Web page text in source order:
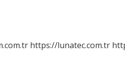
https://lunatec.com.tr